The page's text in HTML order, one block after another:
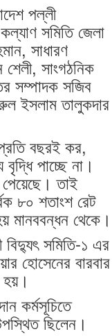
পল্লী
সমিতি জেলা
সাধারণ
সাংগঠনিক
সম্পাদক সজিব
ইসলাম তালুকদার
বছরই কর,
পাচ্ছে না।
তাই
৮০ শতাংশ রেট
মানববন্ধন থেকে।
বিদ্যুৎ সমিতি-১ এর
হোসেনের বারবার
হয়।
কর্মসূচিতে
ছিলেন।